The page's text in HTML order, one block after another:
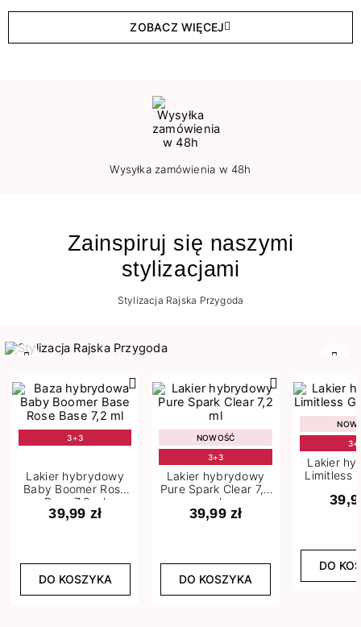
ZOBACZ WIĘCEJ
Wysyłka zamówienia w 48h
Zainspiruj się naszymi
stylizacjami
Stylizacja Rajska Przygoda
3+3
Lakier hybrydowy
Baby Boomer Rose
Base 7,2 ml
39,99 zł
DO KOSZYKA
NOWOŚĆ
3+3
Lakier hybrydowy
Pure Spark Clear 7,2
ml
39,99 zł
DO KOSZYKA
Lakier
Limitless
DO